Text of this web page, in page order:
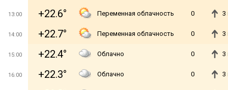
13:00 +22.6° Переменная облачность 0 3
14:00 +22.7° Переменная облачность 0 3
15:00 +22.4° Облачно 0 3
16:00 +22.3° Облачно 0 3